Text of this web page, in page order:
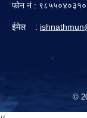
फोन नं :
ईमेल :
©